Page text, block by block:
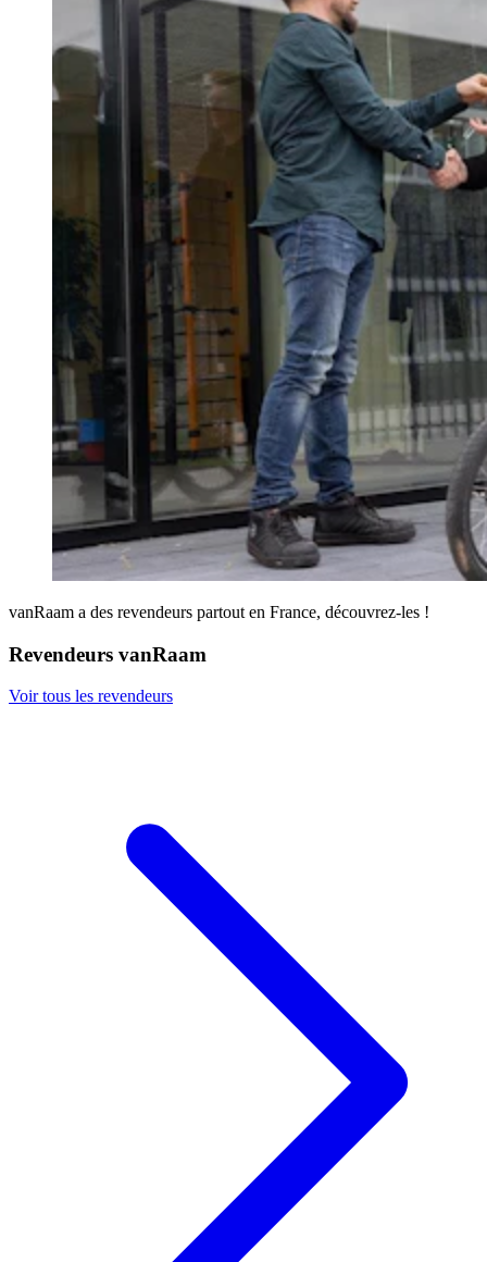
vanRaam a des revendeurs partout en France, découvrez-les !
Revendeurs vanRaam
Voir tous les revendeurs